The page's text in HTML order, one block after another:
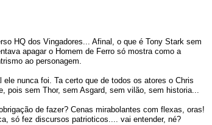
HQ dos Vingadores... Afinal, o que é Tony Stark sem
apagar o Homem de Ferro só mostra como a
ao personagem.
nunca foi. Ta certo que de todos os atores o Chris
pois sem Thor, sem Asgard, sem vilão, sem historia...
de fazer? Cenas mirabolantes com flexas, oras!
só fez discursos patrioticos.... vai entender, né?